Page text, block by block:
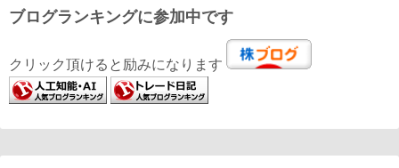
ブログランキングに参加中です
クリック頂けると励みになります